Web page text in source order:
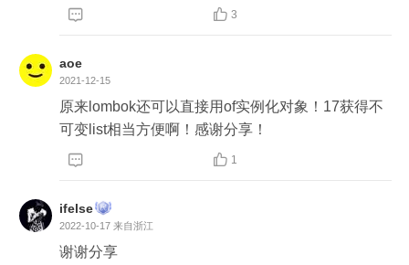
  3
aoe
2021-12-15
原来lombok还可以直接用of实例化对象！17获得不
可变list相当方便啊！感谢分享！
  1
ifelse
2022-10-17 来自浙江
谢谢分享